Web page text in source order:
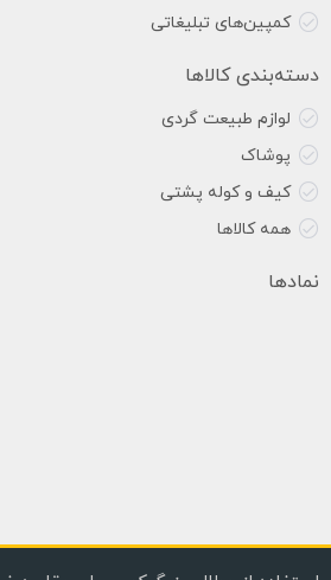
کمپین‌های تبلیغاتی
دسته‌بندی کالاها
لوازم طبیعت گردی
پوشاک
کیف و کوله پشتی
همه کالاها
نمادها